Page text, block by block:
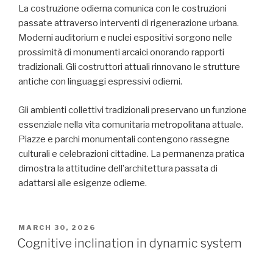
La costruzione odierna comunica con le costruzioni
passate attraverso interventi di rigenerazione urbana.
Moderni auditorium e nuclei espositivi sorgono nelle
prossimità di monumenti arcaici onorando rapporti
tradizionali. Gli costruttori attuali rinnovano le strutture
antiche con linguaggi espressivi odierni.
Gli ambienti collettivi tradizionali preservano un funzione
essenziale nella vita comunitaria metropolitana attuale.
Piazze e parchi monumentali contengono rassegne
culturali e celebrazioni cittadine. La permanenza pratica
dimostra la attitudine dell’architettura passata di
adattarsi alle esigenze odierne.
POSTED
ON
MARCH 30, 2026
Cognitive inclination in dynamic system